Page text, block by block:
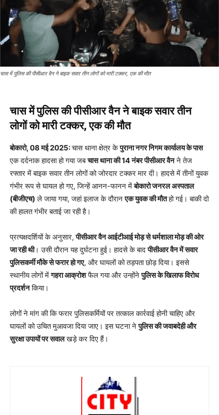
चास में पुलिस की पीसीआर वैन ने बाइक सवार तीन लोगों को मारी टक्कर, एक की मौत
चास में पुलिस की पीसीआर वैन ने बाइक सवार तीन
लोगों को मारी टक्कर, एक की मौत
बोकारो, 08 मई 2025:चास थाना क्षेत्र केपुराना नगर निगम कार्यालय के पास
एक दर्दनाक हादसा हो गया जबचास थाना की 14 नंबर पीसीआर वैनने तेज
रफ्तार में बाइक सवार तीन लोगों को जोरदार टक्कर मार दी। हादसे में तीनों युवक
गंभीर रूप से घायल हो गए, जिन्हें आनन-फानन मेंबोकारो जनरल अस्पताल
(बीजीएच) ले जाया गया, जहां इलाज के दौरानएक युवक की मौतहो गई। बाकी दो
की हालत गंभीर बताई जा रही है।
प्रत्यक्षदर्शियों के अनुसार,पीसीआर वैन आईटीआई मोड़ से धर्मशाला मोड़ की ओर
जा रही थी। उसी दौरान यह दुर्घटना हुई। हादसे के बादपीसीआर वैन में सवार
पुलिसकर्मी मौके से फरार हो गए, और घायलों को तड़पता छोड़ दिया। इससे
स्थानीय लोगों मेंगहरा आक्रोशफैल गया और उन्होंनेपुलिस के खिलाफ विरोध
प्रदर्शनकिया।
लोगों ने मांग की कि फरार पुलिसकर्मियों पर तत्काल कार्रवाई होनी चाहिए और
घायलों को उचित मुआवजा दिया जाए। इस घटना नेपुलिस की जवाबदेही और
सुरक्षा उपायों पर सवालखड़े कर दिए हैं।